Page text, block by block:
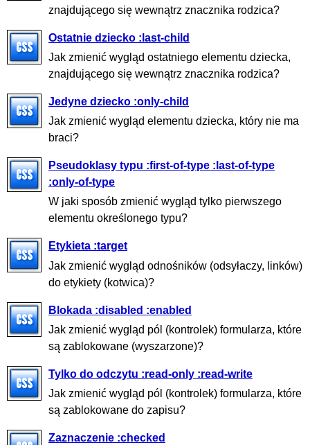
znajdującego się wewnątrz znacznika rodzica?
Ostatnie dziecko :last-child
Jak zmienić wygląd ostatniego elementu dziecka,
znajdującego się wewnątrz znacznika rodzica?
Jedyne dziecko :only-child
Jak zmienić wygląd elementu dziecka, który nie ma
braci?
Pseudoklasy typu :first-of-type :last-of-type
:only-of-type
W jaki sposób zmienić wygląd tylko pierwszego
elementu określonego typu?
Etykieta :target
Jak zmienić wygląd odnośników (odsyłaczy, linków)
do etykiety (kotwica)?
Blokada :disabled :enabled
Jak zmienić wygląd pól (kontrolek) formularza, które
są zablokowane (wyszarzone)?
Tylko do odczytu :read-only :read-write
Jak zmienić wygląd pól (kontrolek) formularza, które
są zablokowane do zapisu?
Zaznaczenie :checked